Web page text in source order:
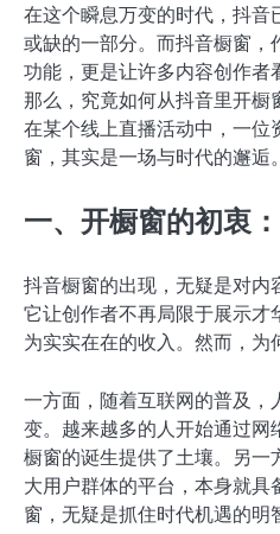
在这个瞬息万变的时代，抖
或缺的一部分。而抖音橱窗
功能，更是让许多内容创作者
那么，究竟如何从抖音里开
在某个线上直播活动中，一位
窗，其实是一场与时代的邂逅
一、开橱窗的初衷
抖音橱窗的出现，无疑是对内
它让创作者不再局限于展示
为实实在在的收入。然而，为
一方面，随着互联网的普及，
变。越来越多的人开始通过
橱窗的诞生提供了土壤。另
大用户群体的平台，本身就
窗，无疑是抓住时代机遇的明